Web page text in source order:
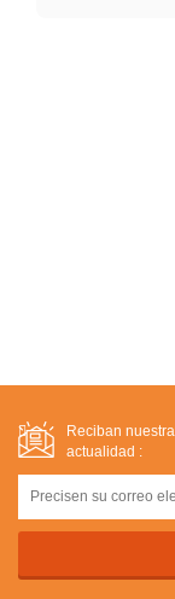
Reciban
actualidad :